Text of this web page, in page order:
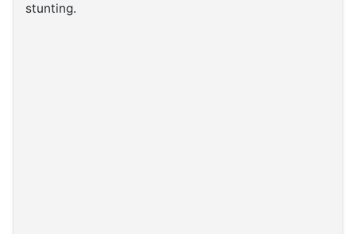
Kabarbaru.co
stunting.